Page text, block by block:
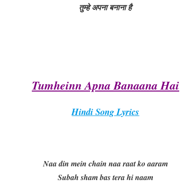
तुम्हे अपना बनाना है
Tumheinn Apna Banaana Hai
Hindi Song Lyrics
Naa din mein chain naa raat ko aaram
Subah sham bas tera hi naam